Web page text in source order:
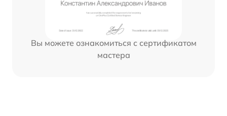
Вы можете ознакомиться с сертификатом
мастера